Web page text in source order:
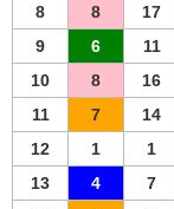
8
8 17
9
6 11
10
8 16
11
7 14
12
1 1
13
4 7